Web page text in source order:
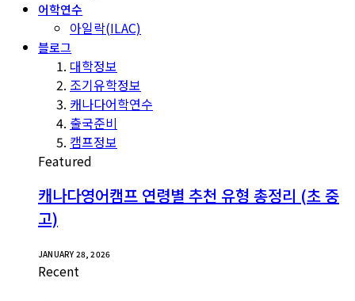
어학연수
아일락(ILAC)
블로그
대학정보
조기유학정보
캐나다어학연수
출국준비
캠프정보
Featured
캐나다영어캠프 연령별 추천 유형 총정리 (초 중
고)
JANUARY 28, 2026
Recent